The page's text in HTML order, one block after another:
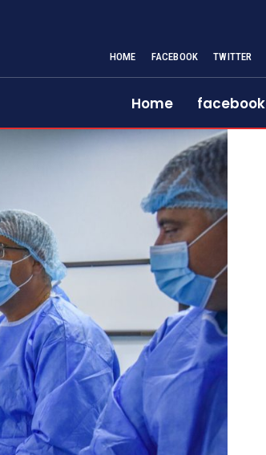
HOME FACEBOOK TWITTER
Home facebook